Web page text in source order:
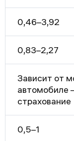
0,46–3,92
0,83–2,27
Зависит от
автомобиле
страхование
0,5–1